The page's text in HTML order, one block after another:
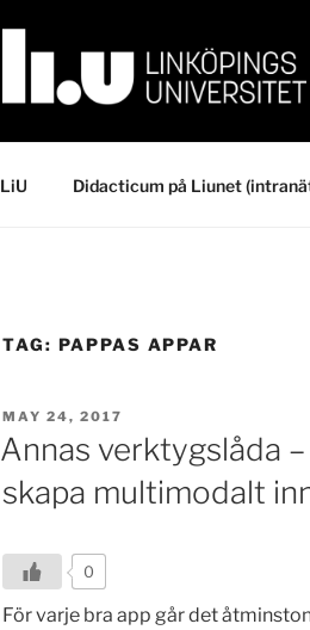
LiU Didacticum på Liunet
TAG: PAPPAS APPAR
POSTED
ON
MAY 24, 2017
Annas verktygslåda
skapa multimodalt
0
För varje bra app går det